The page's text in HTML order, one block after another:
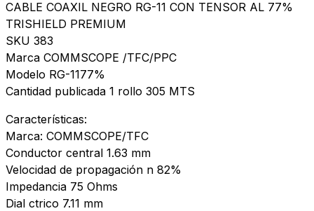
Portante
X
305
Mts
quantity
CABLE COAXIL NEGRO RG-11 CON TENSOR AL 77%
TRISHIELD PREMIUM
SKU 383
Marca COMMSCOPE /TFC/PPC
Modelo RG-1177%
Cantidad publicada 1 rollo 305 MTS
Características:
Marca: COMMSCOPE/TFC
Conductor central 1.63 mm
Velocidad de propagación n 82%
Impedancia 75 Ohms
Dial ctrico 7.11 mm